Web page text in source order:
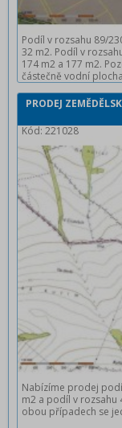
Podíl v rozsahu 89/
32 m2. Podíl v
174 m2 a 177 m2.
částečně vodní
PRODEJ
Kód: 221028
Nabízíme prodej
m2 a podíl v rozsahu
obou případech se